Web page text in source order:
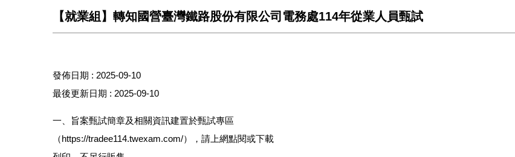
【就業組】轉知國營臺灣鐵路股份有限公司電務處114年從業人員甄試
發佈日期 : 2025-09-10
最後更新日期 : 2025-09-10
一、旨案甄試簡章及相關資訊建置於甄試專區
（https://tradee114.twexam.com/），請上網點閱或下載